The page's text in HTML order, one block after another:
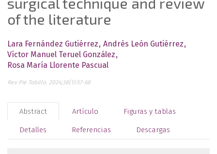
of the literature
Lara Fernández Gutiérrez Andrés León Gutiérrez
Víctor Manuel Teruel González
Rosa María Llorente Pascual
Rev Pie Tobillo. 2024;38(1):57-68
Abstract Artículo Figuras y tablas
Detalles Referencias Descargas